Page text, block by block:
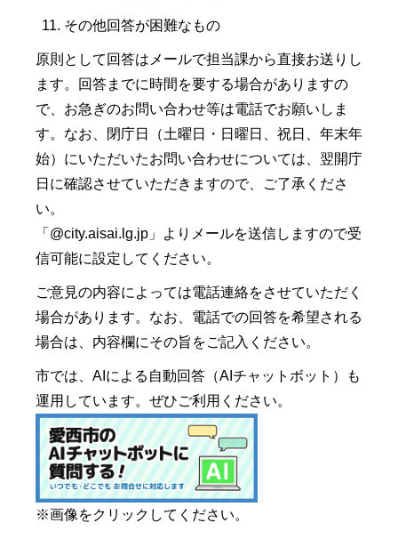
その他回答が困難なもの
原則として回答はメールで担当課から直接お送りし
ます。回答までに時間を要する場合がありますの
で、お急ぎのお問い合わせ等は電話でお願いしま
す。なお、閉庁日（土曜日・日曜日、祝日、年末年
始）にいただいたお問い合わせについては、翌開庁
日に確認させていただきますので、ご了承くださ
い。
「@city.aisai.lg.jp」よりメールを送信しますので受
信可能に設定してください。
ご意見の内容によっては電話連絡をさせていただく
場合があります。なお、電話での回答を希望される
場合は、内容欄にその旨をご記入ください。
市では、AIによる自動回答（AIチャットボット）も
運用しています。ぜひご利用ください。
※画像をクリックしてください。